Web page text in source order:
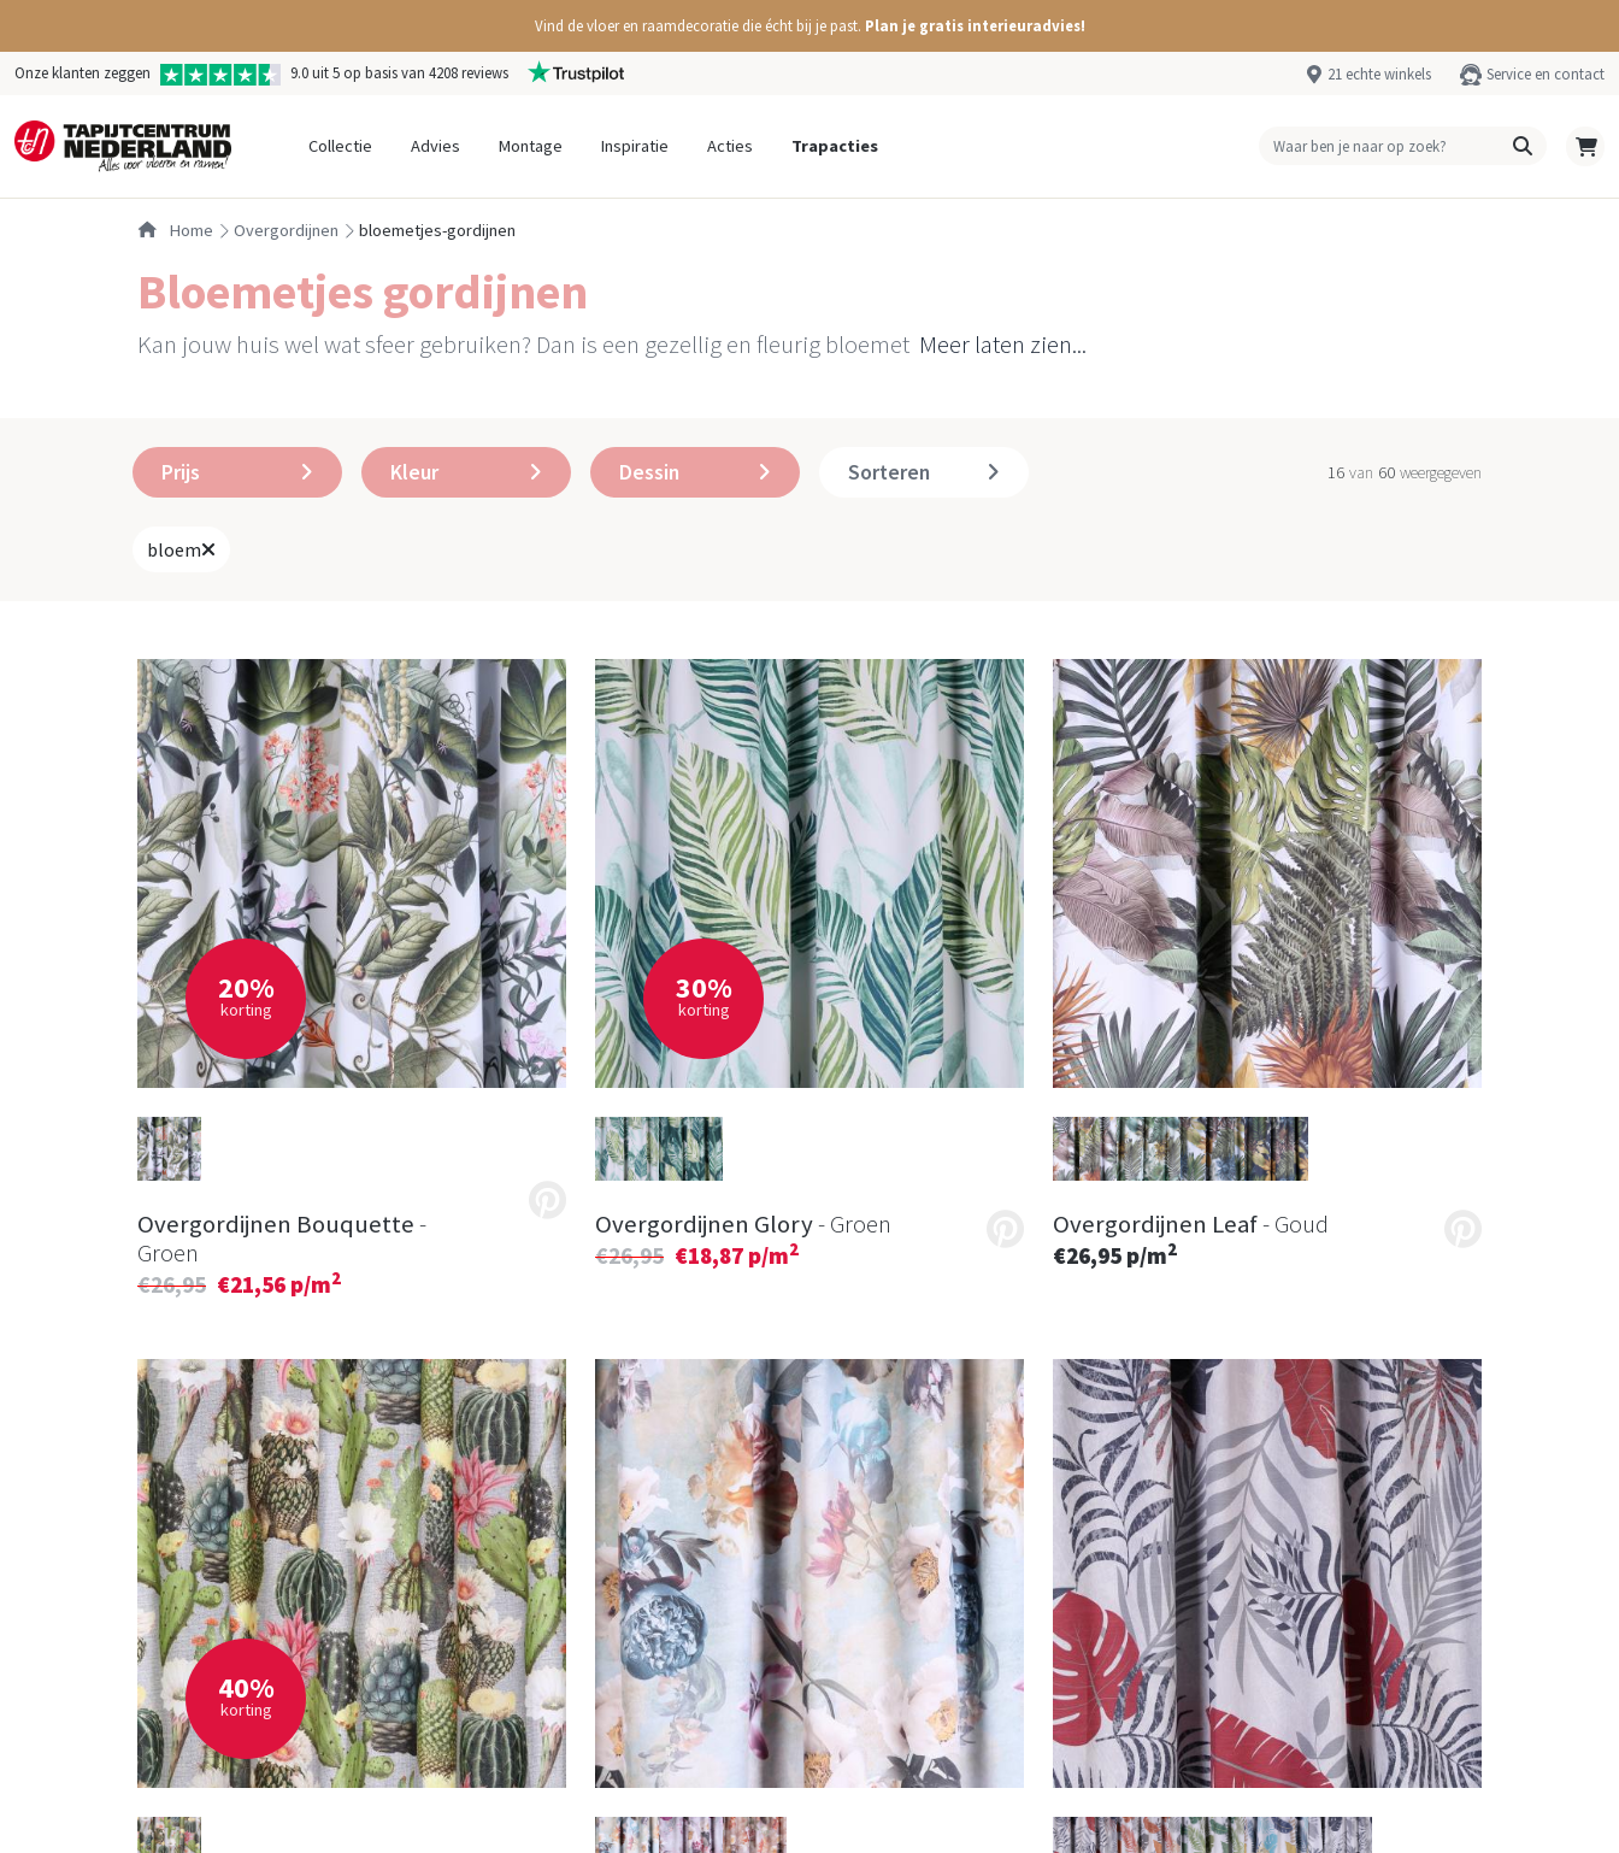
Vind de vloer en raamdecoratie die écht bij je past. Plan je gratis interieuradvies!
Onze klanten zeggen 9.0 uit 5 op basis van 4208 reviews 21 echte winkels Service en contact
Collectie Advies Montage Inspiratie Acties Trapacties
Home overgordijnen bloemetjes-gordijnen
Bloemetjes gordijnen
Kan jouw huis wel wat sfeer gebruiken? Dan is een gezellig en fleurig bloemet Meer laten zien...
Prijs Kleur Dessin Sorteren 16 van 60 weergegeven
bloem
20%
korting
Overgordijnen Bouquette-
Groen
€26,95 €21,56 p/m2
30%
korting
Overgordijnen Glory- Groen
€26,95 €18,87 p/m2
Overgordijnen Leaf- Goud
€26,95 p/m2
40%
korting